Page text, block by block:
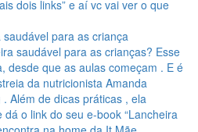
para as criança